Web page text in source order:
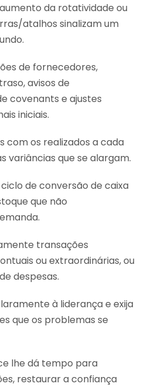
da rotatividade ou
atalhos sinalizam um
de fornecedores,
avisos de
covenants e ajustes
iniciais.
com os realizados a cada
variâncias que se alargam.
de conversão de caixa
que não
transações
ou extraordinárias, ou
despesas.
à liderança e exija
que os problemas se
lhe dá tempo para
restaurar a confiança